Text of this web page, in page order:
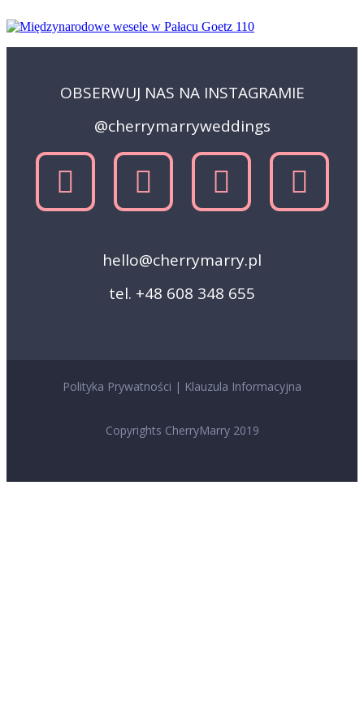
OBSERWUJ NAS NA INSTAGRAMIE
@cherrymarryweddings
hello@cherrymarry.pl
tel. +48 608 348 655
Polityka Prywatności | Klauzula Informacyjna
Copyrights CherryMarry 2019